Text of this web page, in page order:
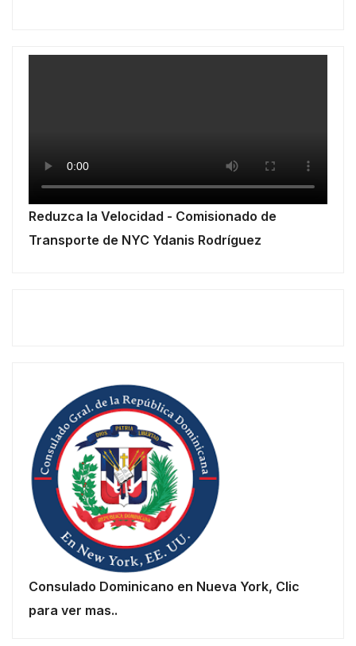
Reduzca la Velocidad - Comisionado de
Transporte de NYC Ydanis Rodríguez
Consulado Dominicano en Nueva York, Clic
para ver mas..